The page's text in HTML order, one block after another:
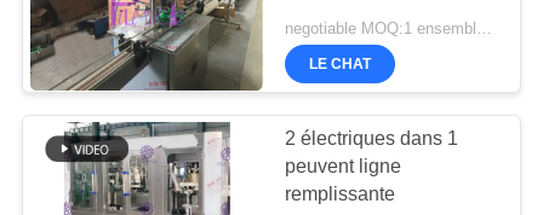
negotiable MOQ:1 ensemble/PCs
LE CHAT
2 électriques dans 1
peuvent ligne
remplissante